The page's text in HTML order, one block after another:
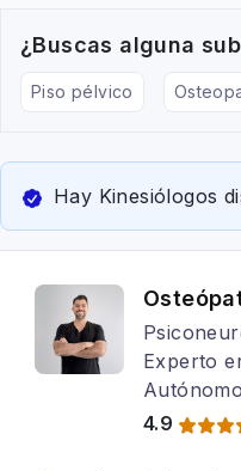
¿Buscas alguna
Piso pélvico
Hay Kinesiólogos
Experto
Autónomo
4.9